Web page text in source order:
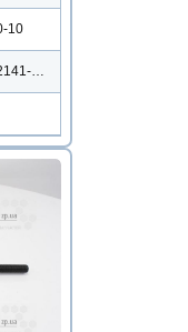
10
EX-BP2141F/2141-3501090